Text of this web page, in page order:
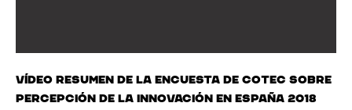
Vídeo resumen de la Encuesta de Cotec sobre
percepción de la innovación en España 2018